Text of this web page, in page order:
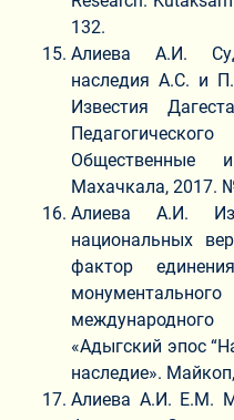
132.
Алиева А.И.
наследия А.С. и
Известия
Общественные
Махачкала, 2017.
Алиева А.И.
национальных
фактор
«Адыгский эпос
наследие».
Алиева А.И. Е.М.